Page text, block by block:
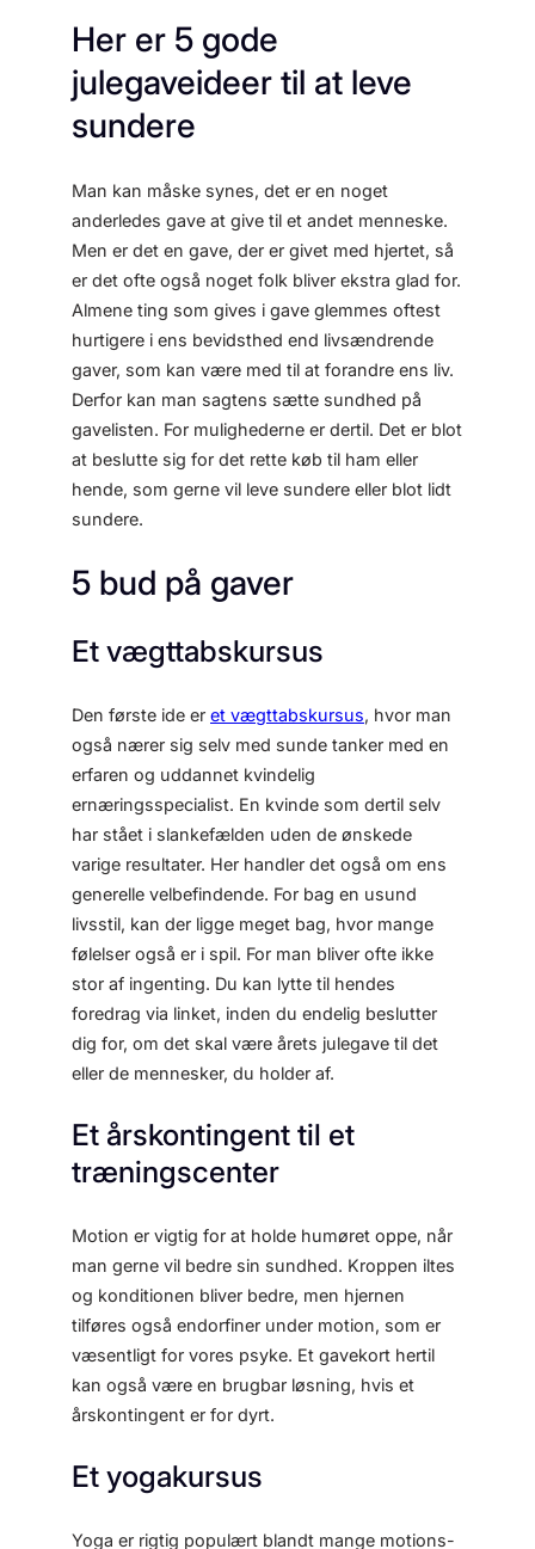
Her er 5 gode
julegaveideer til at leve
sundere
Man kan måske synes, det er en noget
anderledes gave at give til et andet menneske.
Men er det en gave, der er givet med hjertet, så
er det ofte også noget folk bliver ekstra glad for.
Almene ting som gives i gave glemmes oftest
hurtigere i ens bevidsthed end livsændrende
gaver, som kan være med til at forandre ens liv.
Derfor kan man sagtens sætte sundhed på
gavelisten. For mulighederne er dertil. Det er blot
at beslutte sig for det rette køb til ham eller
hende, som gerne vil leve sundere eller blot lidt
sundere.
5 bud på gaver
Et vægttabskursus
Den første ide er et vægttabskursus, hvor man
også nærer sig selv med sunde tanker med en
erfaren og uddannet kvindelig
ernæringsspecialist. En kvinde som dertil selv
har stået i slankefælden uden de ønskede
varige resultater. Her handler det også om ens
generelle velbefindende. For bag en usund
livsstil, kan der ligge meget bag, hvor mange
følelser også er i spil. For man bliver ofte ikke
stor af ingenting. Du kan lytte til hendes
foredrag via linket, inden du endelig beslutter
dig for, om det skal være årets julegave til det
eller de mennesker, du holder af.
Et årskontingent til et
træningscenter
Motion er vigtig for at holde humøret oppe, når
man gerne vil bedre sin sundhed. Kroppen iltes
og konditionen bliver bedre, men hjernen
tilføres også endorfiner under motion, som er
væsentligt for vores psyke. Et gavekort hertil
kan også være en brugbar løsning, hvis et
årskontingent er for dyrt.
Et yogakursus
Yoga er rigtig populært blandt mange motions-